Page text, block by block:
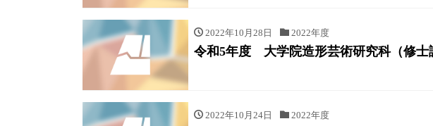
2022年10月28日 2022年度
令和5年度 大学院造形芸術研究科（修士
2022年10月24日 2022年度